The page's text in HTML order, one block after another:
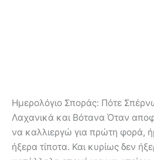
Ημερολόγιο Σποράς: Πότε
Λαχανικά και Βότανα Όταν
να καλλιεργώ για πρώτη φορά,
ήξερα τίποτα. Και κυρίως δεν